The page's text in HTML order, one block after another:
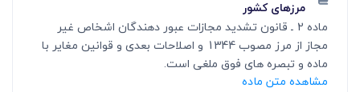
مرزهای کشور
ماده 2 ـ قانون تشدید مجازات عبور دهندگان اشخاص غیر
مجاز از مرز مصوب 1344 و اصلاحات بعدی و قوانین مغایر با
ماده و تبصره های فوق ملغی است.
مشاهده متن ماده